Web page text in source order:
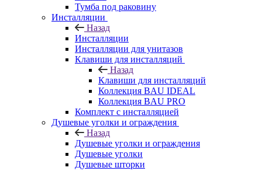
Тумба под раковину
Инсталляции
Назад
Инсталляции
Инсталляции для унитазов
Клавиши для инсталляций
Назад
Клавиши для инсталляций
Коллекция BAU IDEAL
Коллекция BAU PRO
Комплект с инсталляцией
Душевые уголки и ограждения
Назад
Душевые уголки и ограждения
Душевые уголки
Душевые шторки